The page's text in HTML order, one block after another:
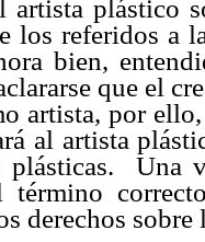
artista plástico
los referidos a
bien,
que el
artista, por
al artista
plásticas. Una
derechos sobre